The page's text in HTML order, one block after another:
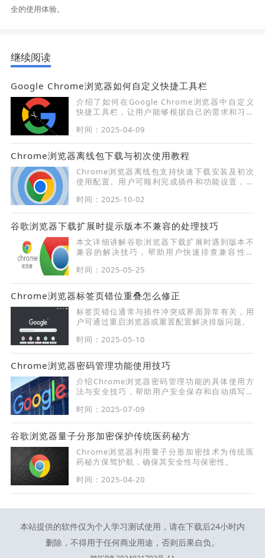
全的使用体验。
继续阅读
Google Chrome浏览器如何自定义快捷工具栏
介绍了如何在Google Chrome浏览器中自定义
快捷工具栏，让用户能够根据自己的需求和习惯
时间：2025-04-09
Chrome浏览器离线包下载与初次使用教程
Chrome浏览器离线包支持快速下载安装及初次
使用配置。用户可顺利完成插件和功能设置，同
高效。
时间：2025-10-02
谷歌浏览器下载扩展时提示版本不兼容的处理技巧
本文详细讲解谷歌浏览器下载扩展时遇到版本不
兼容的解决技巧，帮助用户快速排查兼容性问
时间：2025-05-25
Chrome浏览器标签页错位重叠怎么修正
标签页错位通常与插件冲突或界面异常有关，用
户可通过重启浏览器或重置配置解决排版问题。
时间：2025-05-10
Chrome浏览器密码管理功能使用技巧
介绍Chrome浏览器密码管理功能的具体使用方
法与安全技巧，帮助用户安全保存和自动填写密
时间：2025-07-09
谷歌浏览器量子分形加密保护传统医药秘方
Chrome浏览器利用量子分形加密技术为传统医
药秘方保驾护航，确保其安全性与保密性。
时间：2025-04-20
本站提供的软件仅为个人学习测试使用，请在下载后24小时内
删除，不得用于任何商业用途，否则后果自负。